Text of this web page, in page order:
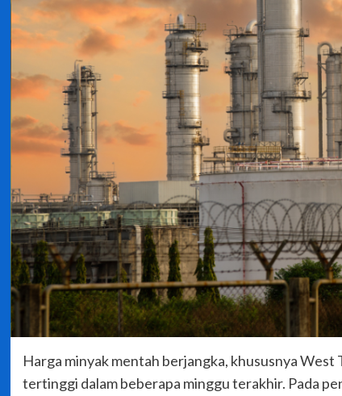
Harga minyak mentah berjangka, khususnya
tertinggi dalam beberapa minggu terakhir. Pada